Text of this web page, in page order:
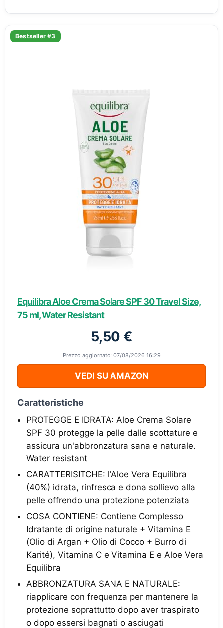
Bestseller #3
Equilibra Aloe Crema Solare SPF 30 Travel Size,
75 ml, Water Resistant
5,50 €
Prezzo aggiornato: 07/08/2026 16:29
VEDI SU AMAZON
Caratteristiche
PROTEGGE E IDRATA: Aloe Crema Solare
SPF 30 protegge la pelle dalle scottature e
assicura un'abbronzatura sana e naturale.
Water resistant
CARATTERISITCHE: l'Aloe Vera Equilibra
(40%) idrata, rinfresca e dona sollievo alla
pelle offrendo una protezione potenziata
COSA CONTIENE: Contiene Complesso
Idratante di origine naturale + Vitamina E
(Olio di Argan + Olio di Cocco + Burro di
Karité), Vitamina C e Vitamina E e Aloe Vera
Equilibra
ABBRONZATURA SANA E NATURALE:
riapplicare con frequenza per mantenere la
protezione soprattutto dopo aver traspirato
o dopo essersi bagnati o asciugati